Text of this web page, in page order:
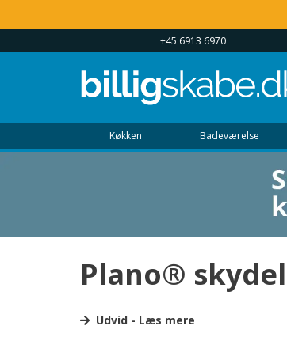
+45 6913 6970
Køkken Badeværelse
Plano®
Den glatte skydelåge med
Udvid - Læs mere